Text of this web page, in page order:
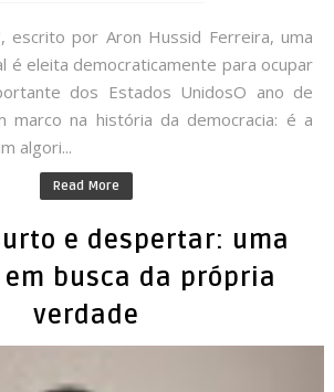
escrito por Aron Hussid Ferreira, uma
é eleita democraticamente para ocupar
dos Estados UnidosO ano de
marco na história da democracia: é a
algori...
Read More
e despertar: uma
busca da própria
verdade